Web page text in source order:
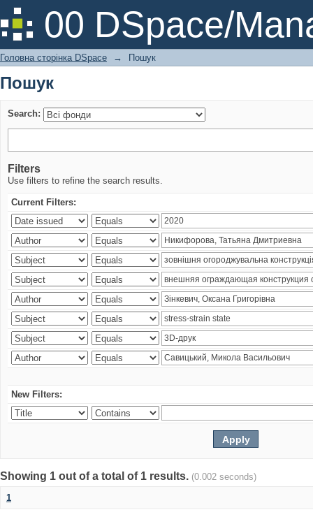
00 DSpace/
Пошук
Головна сторінка DSpace → Пошук
Пошук
Search:
Filters
Use filters to refine the search results.
Current Filters:
New Filters:
Showing 1 out of a total of 1 results. (0.002 seconds)
1